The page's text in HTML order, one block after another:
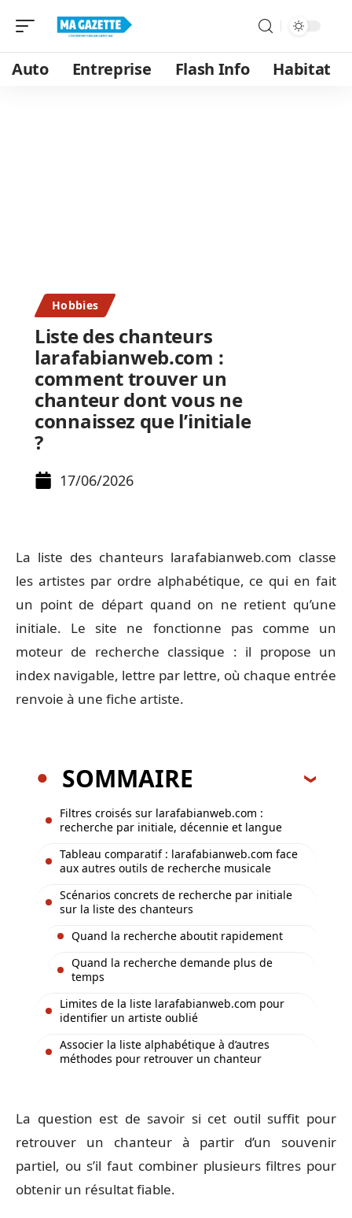
Auto Entreprise Flash Info Habitat
Hobbies
Liste des chanteurs
larafabianweb.com :
comment trouver un
chanteur dont vous ne
connaissez que l’initiale
?
17/06/2026
La liste des chanteurs larafabianweb.com classe
les artistes par ordre alphabétique, ce qui en fait
un point de départ quand on ne retient qu’une
initiale. Le site ne fonctionne pas comme un
moteur de recherche classique : il propose un
index navigable, lettre par lettre, où chaque entrée
renvoie à une fiche artiste.
SOMMAIRE
Filtres croisés sur larafabianweb.com :
recherche par initiale, décennie et langue
Tableau comparatif : larafabianweb.com face
aux autres outils de recherche musicale
Scénarios concrets de recherche par initiale
sur la liste des chanteurs
Quand la recherche aboutit rapidement
Quand la recherche demande plus de
temps
Limites de la liste larafabianweb.com pour
identifier un artiste oublié
Associer la liste alphabétique à d’autres
méthodes pour retrouver un chanteur
La question est de savoir si cet outil suffit pour
retrouver un chanteur à partir d’un souvenir
partiel, ou s’il faut combiner plusieurs filtres pour
obtenir un résultat fiable.